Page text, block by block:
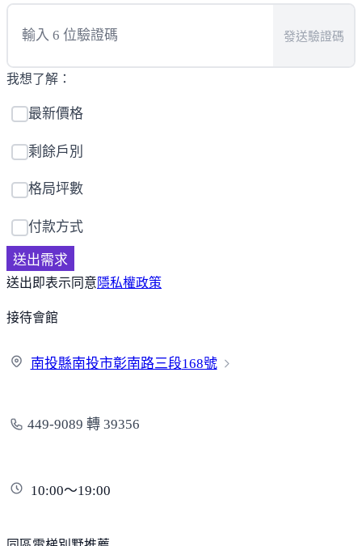
發送驗證碼
我想了解：
最新價格
剩餘戶別
格局坪數
付款方式
送出需求
送出即表示同意隱私權政策
接待會館
南投縣南投市彰南路三段168號
449-9089 轉 39356
10:00～19:00